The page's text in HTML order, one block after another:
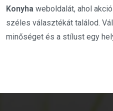
Konyha weboldalát, ahol
széles választékát találod.
minőséget és a stílust egy